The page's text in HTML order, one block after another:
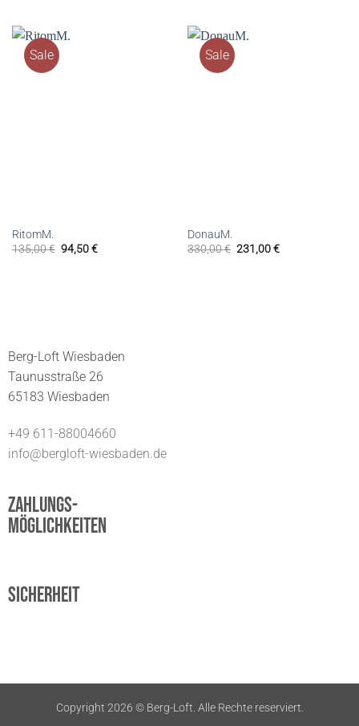
Sale
RitomM.
135,00€ 94,50€
Sale
DonauM.
330,00€ 231,00€
Berg-Loft Wiesbaden
Taunusstraße 26
65183 Wiesbaden
+49 611-88004660
info@bergloft-wiesbaden.de
Zahlungs-
möglichkeiten
Sicherheit
Copyright 2026 © Berg-Loft. Alle Rechte reserviert.